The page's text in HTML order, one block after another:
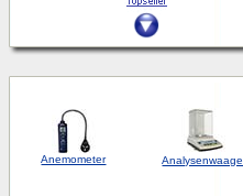
Anemometer Analysenwaage